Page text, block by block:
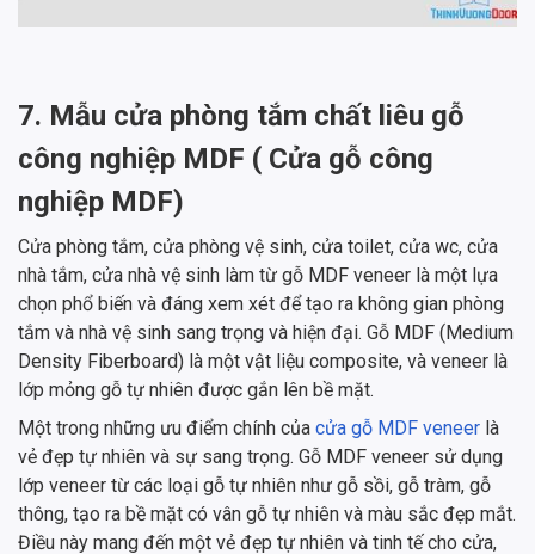
7. Mẫu cửa phòng tắm chất liêu gỗ
công nghiệp MDF ( Cửa gỗ công
nghiệp MDF)
Cửa phòng tắm, cửa phòng vệ sinh, cửa toilet, cửa wc, cửa
nhà tắm, cửa nhà vệ sinh làm từ gỗ MDF veneer là một lựa
chọn phổ biến và đáng xem xét để tạo ra không gian phòng
tắm và nhà vệ sinh sang trọng và hiện đại. Gỗ MDF (Medium
Density Fiberboard) là một vật liệu composite, và veneer là
lớp mỏng gỗ tự nhiên được gắn lên bề mặt.
Một trong những ưu điểm chính của cửa gỗ MDF veneer là
vẻ đẹp tự nhiên và sự sang trọng. Gỗ MDF veneer sử dụng
lớp veneer từ các loại gỗ tự nhiên như gỗ sồi, gỗ tràm, gỗ
thông, tạo ra bề mặt có vân gỗ tự nhiên và màu sắc đẹp mắt.
Điều này mang đến một vẻ đẹp tự nhiên và tinh tế cho cửa,